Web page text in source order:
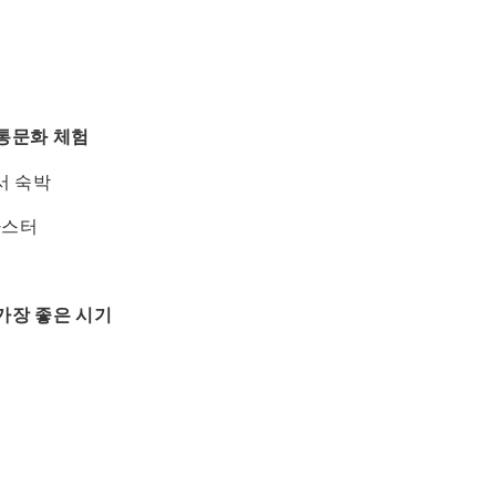
문화 체험
숙박
터
장 좋은 시기